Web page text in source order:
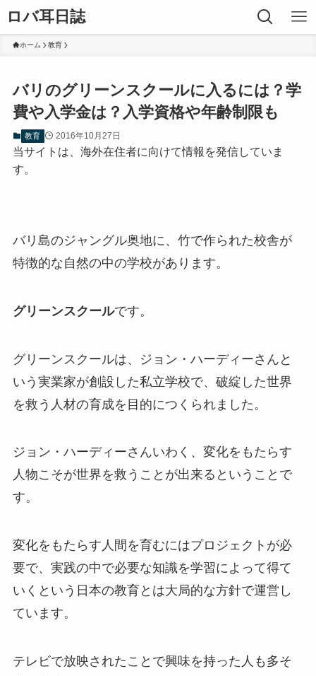
ロバ耳日誌
ホーム 教育
バリのグリーンスクールに入るには？学
費や入学金は？入学資格や年齢制限も
教育 2016年10月27日
当サイトは、海外在住者に向けて情報を発信していま
す。
バリ島のジャングル奥地に、竹で作られた校舎が
特徴的な自然の中の学校があります。
グリーンスクールです。
グリーンスクールは、ジョン・ハーディーさんと
いう実業家が創設した私立学校で、破綻した世界
を救う人材の育成を目的につくられました。
ジョン・ハーディーさんいわく、変化をもたらす
人物こそが世界を救うことが出来るということで
す。
変化をもたらす人間を育むにはプロジェクトが必
要で、実践の中で必要な知識を学習によって得て
いくという日本の教育とは大局的な方針で運営し
ています。
テレビで放映されたことで興味を持った人も多そ